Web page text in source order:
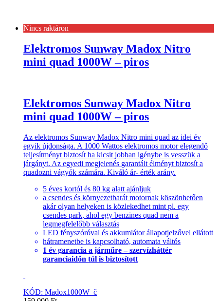
Nincs raktáron
Elektromos Sunway Madox Nitro
mini quad 1000W – piros
Elektromos Sunway Madox Nitro
mini quad 1000W – piros
Az elektromos Sunway Madox Nitro mini quad az idei év
egyik újdonsága. A 1000 Wattos elektromos motor elegendő
teljesítményt biztosít ha kicsit jobban igénybe is vesszük a
járgányt. Az egyedi megjelenés garantált élményt biztosít a
quadozni vágyók számára. Kiváló ár- érték arány.
5 éves kortól és 80 kg alatt ajánljuk
a csendes és környezetbarát motornak köszönhetően
akár olyan helyeken is közlekedhet mint pl. egy
csendes park, ahol egy benzines quad nem a
legmegfelelőbb választás
LED fényszóróval és akkumlátor állapotjelzővel ellátott
hátramenetbe is kapcsolható, automata váltós
1 év garancia a járműre – szervízháttér
garanciaidőn túl is biztosított
KÓD: Madox1000W_č